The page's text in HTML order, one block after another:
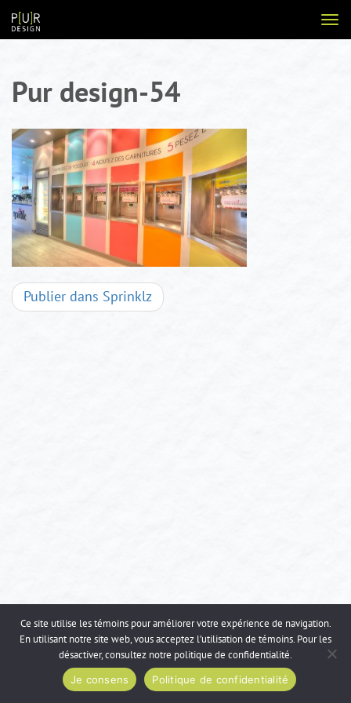
contenu
Pur design-54
Navigation
Publier dans Sprinklz
Voir
Ce site utilise les témoins pour améliorer votre expérience de navigation.
En utilisant notre site web, vous acceptez l’utilisation de témoins. Pour les
désactiver, consultez notre politique de confidentialité.
Je consens
Politique de confidentialité